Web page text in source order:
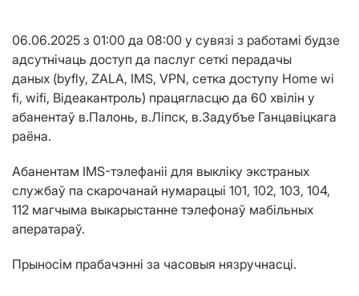
06.06.2025 з 01:00 да 08:00 у сувязі з работамі будзе
адсутнічаць доступ да паслуг сеткі перадачы
даных (byfly, ZALA, IMS, VPN, сетка доступу Home wi
fi, wifi, Вiдеакантроль) працягласцю да 60 хвілін у
абанентаў в.Палонь, в.Лiпск, в.Задубъе Ганцавіцкага
раёна.
Абанентам IMS-тэлефаніі для выкліку экстраных
службаў па скарочанай нумарацыі 101, 102, 103, 104,
112 магчыма выкарыстанне тэлефонаў мабільных
аператараў.
Прыносім прабачэнні за часовыя нязручнасці.